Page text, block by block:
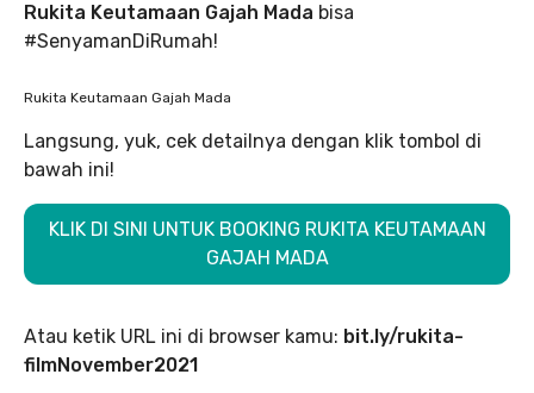
Rukita Keutamaan Gajah Mada bisa
#SenyamanDiRumah!
Rukita Keutamaan Gajah Mada
Langsung, yuk, cek detailnya dengan klik tombol di
bawah ini!
KLIK DI SINI UNTUK BOOKING RUKITA KEUTAMAAN
GAJAH MADA
Atau ketik URL ini di browser kamu: bit.ly/rukita-
filmNovember2021